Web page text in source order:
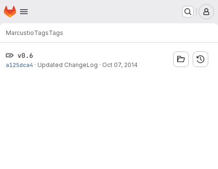
Skip to main content
Homepage
MarcustioTagsTags
v0.6
a125dca4 · Updated ChangeLog · Oct 07, 2014